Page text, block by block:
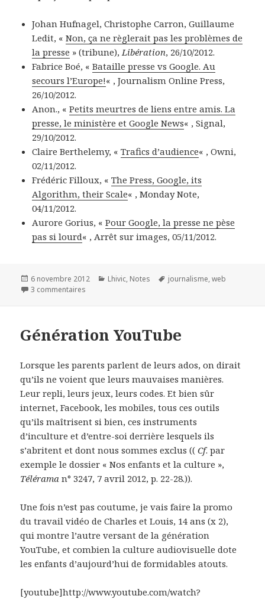
Johan Hufnagel, Christophe Carron, Guillaume
Ledit, «Non, ça ne règlerait pas les problèmes de
la presse » (tribune), Libération, 26/10/2012.
Fabrice Boé, «Bataille presse vs Google. Au
secours l’Europe!« , Journalism Online Press,
26/10/2012.
Anon., «Petits meurtres de liens entre amis. La
presse, le ministère et Google News« , Signal,
29/10/2012.
Claire Berthelemy, «Trafics d’audience« , Owni,
02/11/2012.
Frédéric Filloux, «The Press, Google, its
Algorithm, their Scale« , Monday Note,
04/11/2012.
Aurore Gorius, «Pour Google, la presse ne pèse
pas si lourd« , Arrêt sur images, 05/11/2012.
Publié
le
6 novembre 2012 Catégories
Lhivic, Notes
Mots-
journalisme,web
3 commentaires
Génération YouTube
Lorsque les parents parlent de leurs ados, on dirait
qu’ils ne voient que leurs mauvaises manières.
Leur repli, leurs jeux, leurs codes. Et bien sûr
internet, Facebook, les mobiles, tous ces outils
qu’ils maîtrisent si bien, ces instruments
d’inculture et d’entre-soi derrière lesquels ils
s’abritent et dont nous sommes exclus ((Cf. par
exemple le dossier « Nos enfants et la culture »,
Télérama n° 3247, 7 avril 2012, p. 22-28.)).
Une fois n’est pas coutume, je vais faire la promo
du travail vidéo de Charles et Louis, 14 ans (x 2),
qui montre l’autre versant de la génération
YouTube, et combien la culture audiovisuelle dote
les enfants d’aujourd’hui de formidables atouts.
[youtube]http://www.youtube.com/watch?